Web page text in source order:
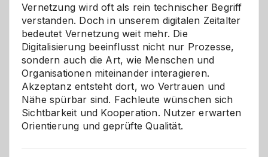
Vernetzung wird oft als rein technischer Begriff
verstanden. Doch in unserem digitalen Zeitalter
bedeutet Vernetzung weit mehr. Die
Digitalisierung beeinflusst nicht nur Prozesse,
sondern auch die Art, wie Menschen und
Organisationen miteinander interagieren.
Akzeptanz entsteht dort, wo Vertrauen und
Nähe spürbar sind. Fachleute wünschen sich
Sichtbarkeit und Kooperation. Nutzer erwarten
Orientierung und geprüfte Qualität.